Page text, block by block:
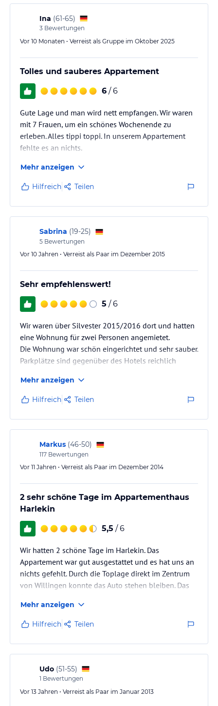
Sport und Unterhaltung
Das Aparthotel Harlekin bietet eine Vielzahl von Aktivitäten, um
Ihren Aufenthalt zu einem unvergesslichen Erlebnis zu machen.
Erkunden Sie die weitläufigen Skipisten von Willingen und
genießen Sie den Nervenkitzel des Wintersports. Für diejenigen,
die sich lieber außerhalb des Wintersports vergnügen, stehen
Aktivitäten wie Minigolf, Nordic Walking und Mountainbiking zur
Hinweis:
verbindlichenAngebotsdetails des jeweiligen Veranstalters.
Ina (61-65)
3 Bewertungen
Vor 10 Monaten • Verreist als Gruppe im Oktober 2025
Tolles und sauberes Appartement
6 / 6
Gute Lage und man wird nett empfangen. Wir waren
mit 7 Frauen, um ein schönes Wochenende zu
erleben. Alles tippi toppi. In unserem Appartement
fehlte es an nichts.
Mehr anzeigen
Hilfreich Teilen
Sabrina (19-25)
5 Bewertungen
Vor 10 Jahren • Verreist als Paar im Dezember 2015
Sehr empfehlenswert!
5 / 6
Wir waren über Silvester 2015/2016 dort und hatten
eine Wohnung für zwei Personen angemietet.
Die Wohnung war schön eingerichtet und sehr sauber.
Parkplätze sind gegenüber des Hotels reichlich
Der Gastherr ist super nett und bemüht um seine
Gäste.
Das Frühstück war super und es gab jeden Morgen
frisches Rührei an den Tisch.
Die Lage des Hotels ist wirklich super. In wenigen
Minuten ist man mitten im Ortskern von Willingen.
Wir werden definitiv wieder eine Ferienwohnung in
diesem Hotel buchen.
Mehr anzeigen
Hilfreich Teilen
Markus (46-50)
117 Bewertungen
Vor 11 Jahren • Verreist als Paar im Dezember 2014
2 sehr schöne Tage im Appartementhaus
Harlekin
5,5 / 6
Wir hatten 2 schöne Tage im Harlekin. Das
Appartement war gut ausgestattet und es hat uns an
nichts gefehlt. Durch die Toplage direkt im Zentrum
von Willingen konnte das Auto stehen bleiben. Das
mit frisch gemachtem Rührei. Super!!!! Alles in allem
ein schöner Aufenthalt. Das Personal war sehr
freundlich und hilfsbereit. Mir würde jetzt nichts
einfallen, was besser sein könnte.
Klare Weiterempfehlung!!!
Mehr anzeigen
Hilfreich Teilen
Udo (51-55)
1 Bewertungen
Vor 13 Jahren • Verreist als Paar im Januar 2013